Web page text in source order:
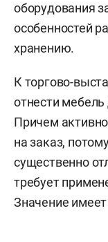
оборудования
особенностей
хранению.
К торгово-
отнести
Причем
на заказ,
существенно
требует
Значение